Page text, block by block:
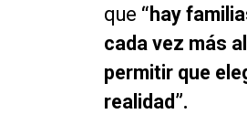
que “hay
cada vez más
permitir que
realidad”.